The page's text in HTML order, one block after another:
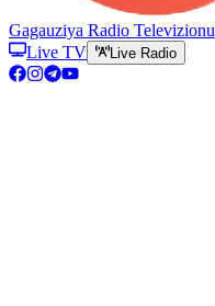
Gagauziya Radio Televizionu
Live TV
Live Radio